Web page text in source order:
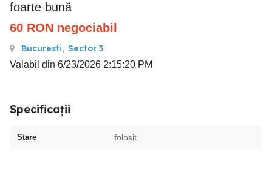
foarte bună
60 RON negociabil
Bucuresti, Sector 3
Valabil din 6/23/2026 2:15:20 PM
Specificații
Stare folosit